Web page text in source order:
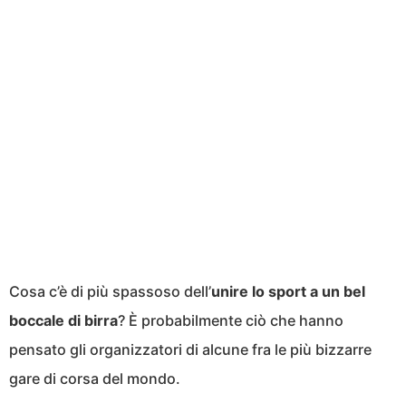
Cosa c’è di più spassoso dell’unire lo sport a un bel
boccale di birra? È probabilmente ciò che hanno
pensato gli organizzatori di alcune fra le più bizzarre
gare di corsa del mondo.